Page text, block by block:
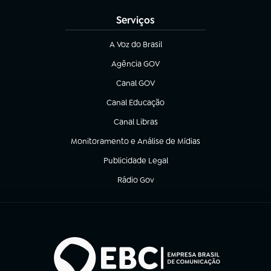
Serviços
A Voz do Brasil
(abre em nova aba)
Agência GOV
(abre em nova aba)
Canal GOV
(abre em nova aba)
Canal Educação
(abre em nova aba)
Canal Libras
(abre em nova aba)
Monitoramento e Análise de Mídias
(abre em nova aba)
Publicidade Legal
(abre em nova aba)
Rádio Gov
(abre em nova aba)